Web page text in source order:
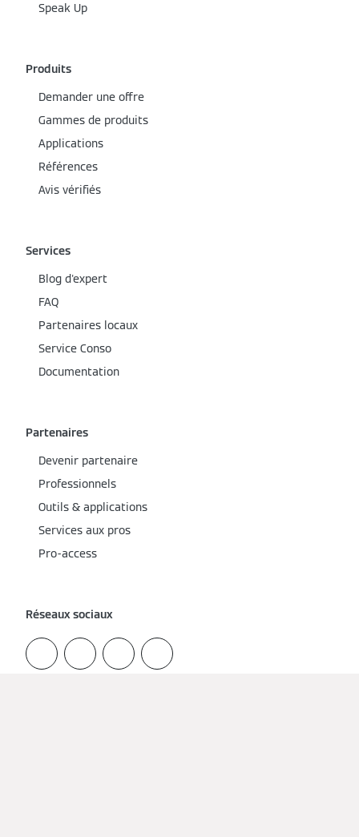
Speak Up
Produits
Demander une offre
Gammes de produits
Applications
Références
Avis vérifiés
Services
Blog d'expert
FAQ
Partenaires locaux
Service Conso
Documentation
Partenaires
Devenir partenaire
Professionnels
Outils & applications
Services aux pros
Pro-access
Réseaux sociaux